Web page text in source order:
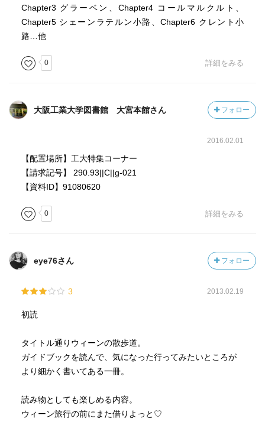
11 フンデルトヴァッサー
色彩鮮やかな建築が作り出す不思議な世界
とても良い本でしたが、ウィーンの森をカットされた分
減点１にしました。お許しください。
そこを楽しみにしていたのです。
Chapter3 グラーベン、Chapter4 コールマルクルト、
Chapter5 シェーンラテルン小路、Chapter6 クレント小
路…他
0 詳細をみる
大阪工業大学図書館 大宮本館さん フォロー
2016.02.01
【配置場所】工大特集コーナー
【請求記号】 290.93||C||g-021
【資料ID】91080620
0 詳細をみる
eye76さん フォロー
3 2013.02.19
初読
タイトル通りウィーンの散歩道。
ガイドブックを読んで、気になった行ってみたいところが
より細かく書いてある一冊。
読み物としても楽しめる内容。
ウィーン旅行の前にまた借りよっと♡